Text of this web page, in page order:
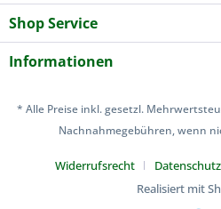
Shop Service
Informationen
* Alle Preise inkl. gesetzl.
Nachnahmegebühren, wenn
Widerrufsrecht Datenschutz
Realisiert mit